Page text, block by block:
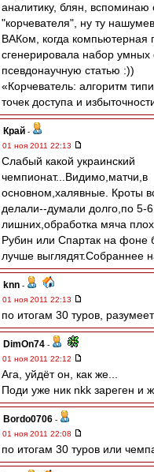
аналитику, блян, вспоминаю
"корчевателя", ну ту
ВАКом, когда компьютерная
сгенерировала набор умных
псевдонаучную статью :))
«Корчеватель: алгоритм
точек доступа и
Край -
01 ноя 2011 22:13
Слабый какой украинский
чемпионат...Видимо,матчи,в
основном,халявные. Кроты
делали--думали долго,по 5-
лишних,обработка мяча
Рубин или Спартак на фоне
лучше выглядят.Собраннее
knn -
01 ноя 2011 22:13
по итогам 30 туров,
DimOn74 -
01 ноя 2011 22:12
Ага, уйдёт он, как же...
Поди уже ник nkk зареген и
Bordo0706 -
01 ноя 2011 22:08
по итогам 30 туров или